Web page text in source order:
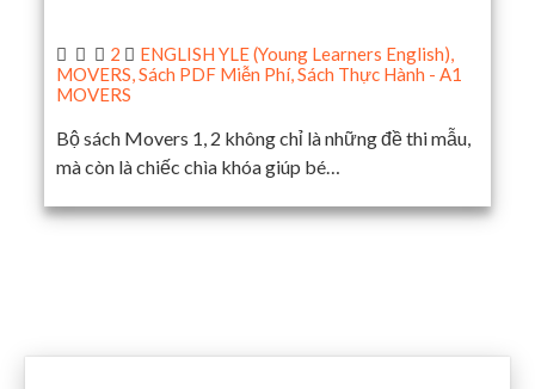
2 ENGLISH YLE (Young Learners English),
MOVERS,Sách PDF Miễn Phí,Sách Thực Hành - A1
MOVERS
Bộ sách Movers 1, 2 không chỉ là những đề thi mẫu,
mà còn là chiếc chìa khóa giúp bé…